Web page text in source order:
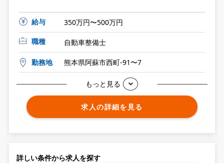
給与
350万円〜500万円
職種
自動車整備士
勤務地 熊本県阿蘇市西町-91〜7
もっと見る
求人の詳細を見る
詳しい条件から求人を探す